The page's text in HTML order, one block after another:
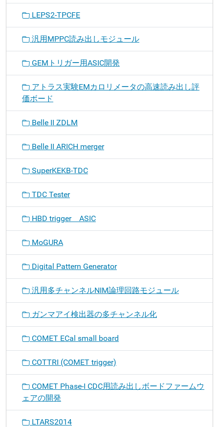
LEPS2-TPCFE
汎用MPPC読み出しモジュール
GEMトリガー用ASIC開発
アトラス実験EMカロリメータの高速読み出し評
価ボード
Belle II ZDLM
Belle II ARICH merger
SuperKEKB-TDC
TDC Tester
HBD trigger ASIC
MoGURA
Digital Pattern Generator
汎用多チャンネルNIM論理回路モジュール
ガンマアイ検出器の多チャンネル化
COMET ECal small board
COTTRI (COMET trigger)
COMET Phase-I CDC用読み出しボードファームウ
ェアの開発
LTARS2014